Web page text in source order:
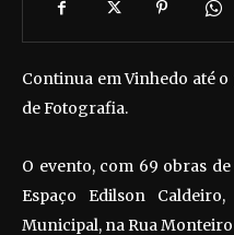
Continua em Vinhedo até o
de Fotografia.
O evento, com 69 obras
Espaço Edilson
Municipal, na Rua Monteiro